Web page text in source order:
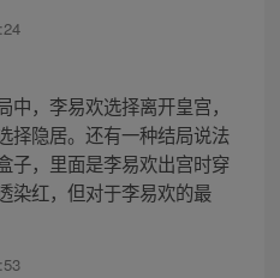
，李易欢选择离开皇宫，
择隐居。还有一种结局说法
子，里面是李易欢出宫时穿
染红，但对于李易欢的最